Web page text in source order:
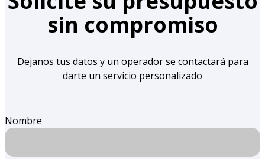
sin compromiso
Dejanos tus datos y un operador se contactará para
darte un servicio personalizado
Nombre